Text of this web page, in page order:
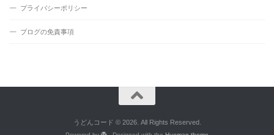
プライバシーポリシー
ブログの免責事項
うどんコード © 2026. All Rights Reserved.